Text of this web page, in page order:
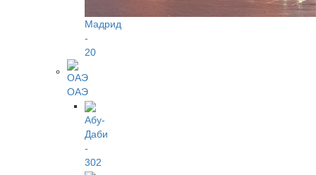
Мадрид
-
20
ОАЭ
Абу-
Даби
-
302